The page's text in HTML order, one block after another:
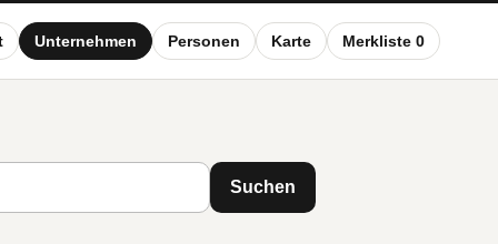
Unternehmen Personen Karte Merkliste 0
Suchen